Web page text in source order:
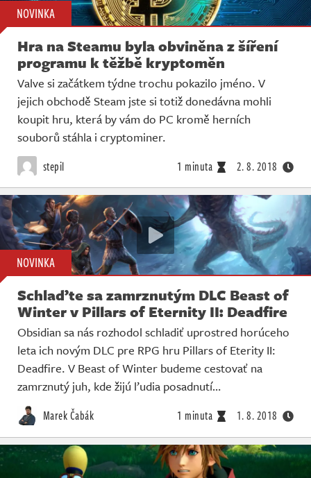
NOVINKA
Hra na Steamu byla obviněna z šíření
programu k těžbě kryptoměn
Valve si začátkem týdne trochu pokazilo jméno. V
jejich obchodě Steam jste si totiž donedávna mohli
koupit hru, která by vám do PC kromě herních
souborů stáhla i cryptominer.
stepil 1 minuta 2. 8. 2018
NOVINKA
Schlaďte sa zamrznutým DLC Beast of
Winter v Pillars of Eternity II: Deadfire
Obsidian sa nás rozhodol schladiť uprostred horúceho
leta ich novým DLC pre RPG hru Pillars of Eterity II:
Deadfire. V Beast of Winter budeme cestovať na
zamrznutý juh, kde žijú ľudia posadnutí…
Marek Čabák 1 minuta 1. 8. 2018